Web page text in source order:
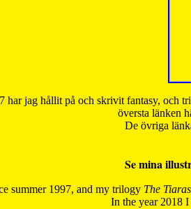
har jag hållit på och skrivit fantasy, och
översta länken
De övriga
Se mina
summer 1997, and my trilogy The
In the year 2018